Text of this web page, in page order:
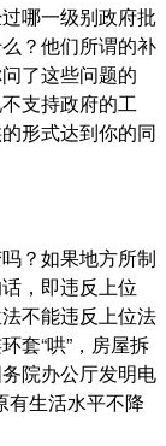
哪一级别政府批
？他们所谓的补
了这些问题的
支持政府的工
形式达到你的同
？如果地方所制
，即违反上位
不能违反上位法
套“哄”，房屋拆
院办公厅发明电
有生活水平不降